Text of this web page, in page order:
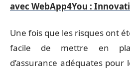
avec WebApp4You :
Une fois que les risques ont
facile de mettre en
d’assurance adéquates pour